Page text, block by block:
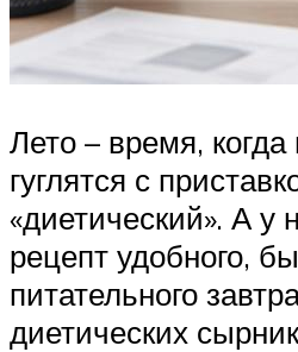
Лето – время,
гуглятся с
«диетический». А у
рецепт удобного,
питательного
диетических